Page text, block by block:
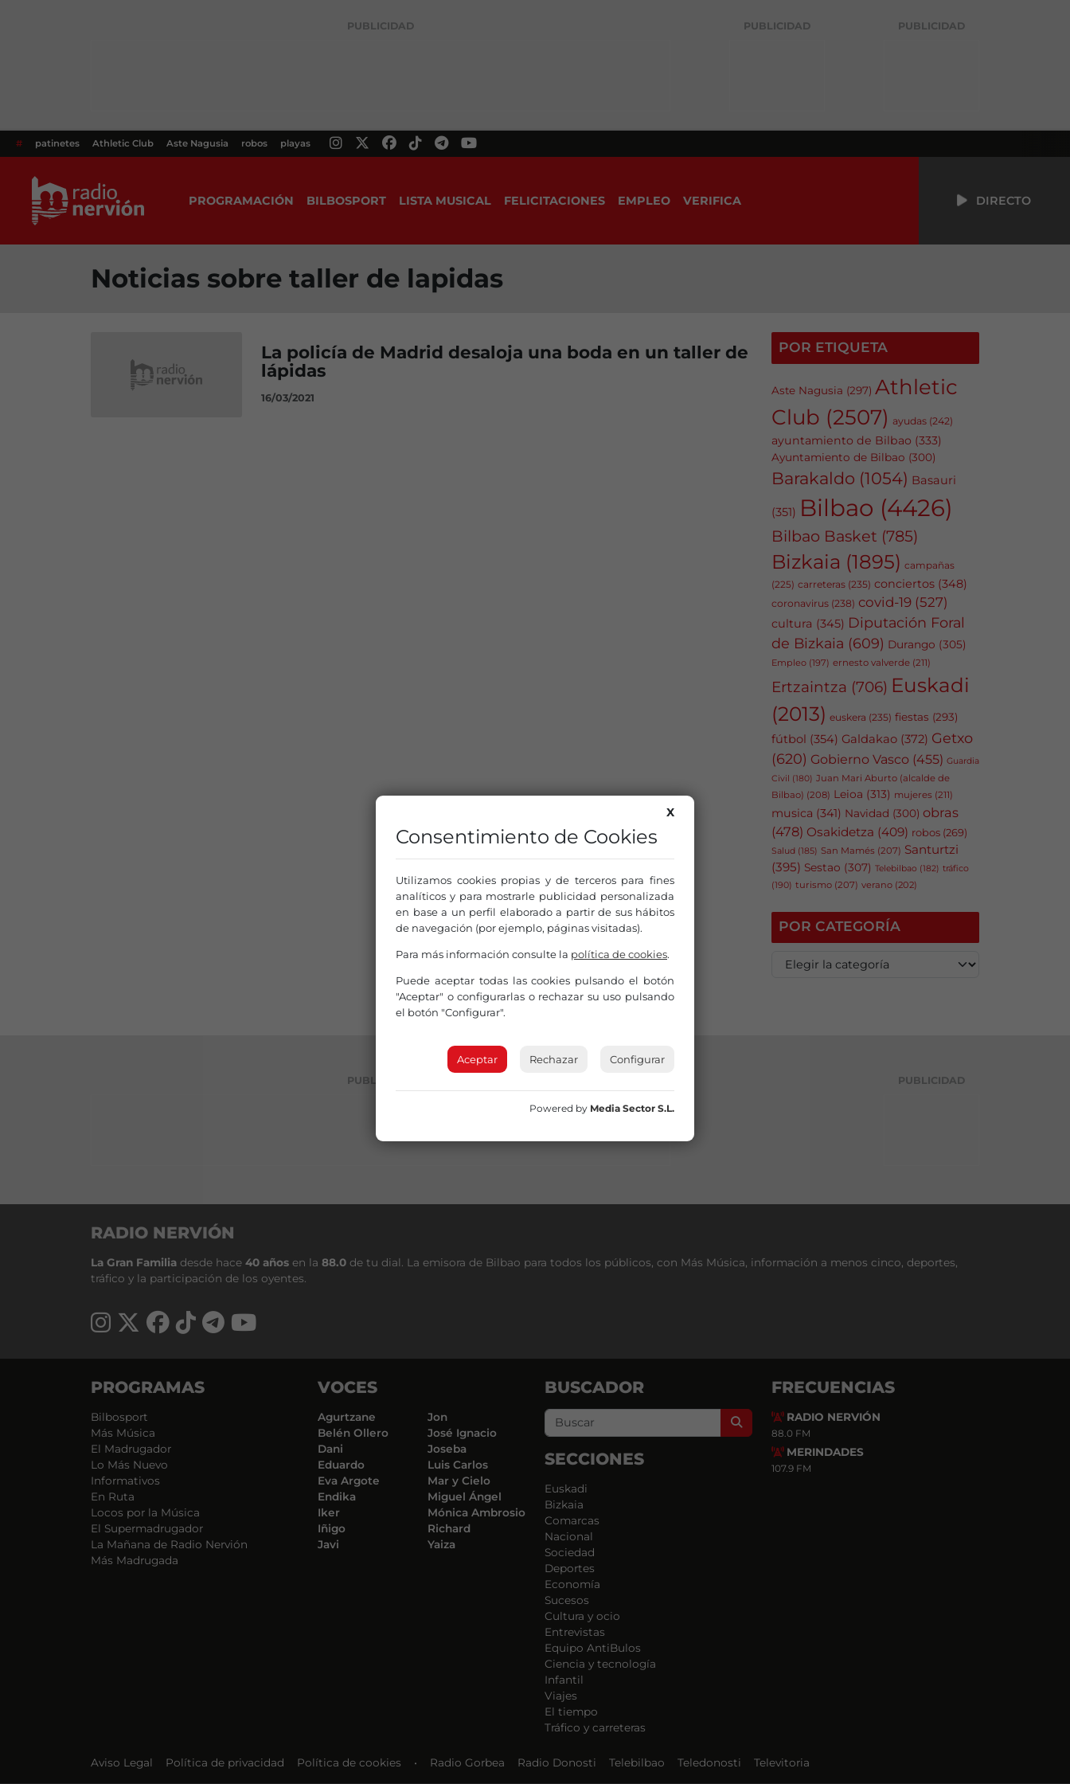
PUBLICIDAD PUBLICIDAD PUBLICIDAD
# patinetes Athletic Club Aste Nagusia robos playas
PROGRAMACIÓN BILBOSPORT LISTA MUSICAL FELICITACIONES EMPLEO VERIFICA DIRECTO
Noticias sobre taller de lapidas
La policía de Madrid desaloja una boda en un taller de
lápidas
16/03/2021
POR ETIQUETA
Aste Nagusia (297) Athletic
Club (2507) ayudas (242)
ayuntamiento de Bilbao (333)
Ayuntamiento de Bilbao (300)
Barakaldo (1054) Basauri
(351) Bilbao (4426)
Bilbao Basket (785)
Bizkaia (1895) campañas
(225) carreteras (235) conciertos (348)
coronavirus (238) covid-19 (527)
cultura (345) Diputación Foral
de Bizkaia (609) Durango (305)
Empleo (197) ernesto valverde (211)
Ertzaintza (706) Euskadi
(2013) euskera (235) fiestas (293)
fútbol (354) Galdakao (372) Getxo
(620) Gobierno Vasco (455) Guardia
Civil (180) Juan Mari Aburto (alcalde de
Bilbao) (208) Leioa (313) mujeres (211)
musica (341) Navidad (300) obras
(478) Osakidetza (409) robos (269)
Salud (185) San Mamés (207) Santurtzi
(395) Sestao (307) Telebilbao (182) tráfico
(190) turismo (207) verano (202)
POR CATEGORÍA
PUBLICIDAD PUBLICIDAD
RADIO NERVIÓN
La Gran Familia desde hace 40 años en la 88.0 de tu dial. La emisora de Bilbao para todos los públicos, con Más Música, información a menos cinco, deportes,
tráfico y la participación de los oyentes.
PROGRAMAS
Bilbosport
Más Música
El Madrugador
Lo Más Nuevo
Informativos
En Ruta
Locos por la Música
El Supermadrugador
La Mañana de Radio Nervión
Más Madrugada
VOCES
Agurtzane
Belén Ollero
Dani
Eduardo
Eva Argote
Endika
Iker
Iñigo
Javi
Jon
José Ignacio
Joseba
Luis Carlos
Mar y Cielo
Miguel Ángel
Mónica Ambrosio
Richard
Yaiza
BUSCADOR
Search
SECCIONES
Euskadi
Bizkaia
Comarcas
Nacional
Sociedad
Deportes
Economía
Sucesos
Cultura y ocio
Entrevistas
Equipo AntiBulos
Ciencia y tecnología
Infantil
Viajes
El tiempo
Tráfico y carreteras
FRECUENCIAS
RADIO NERVIÓN
88.0 FM
MERINDADES
107.9 FM
Aviso Legal Política de privacidad Política de cookies • Radio Gorbea Radio Donosti Telebilbao Teledonosti Televitoria
X
Consentimiento de Cookies
Utilizamos cookies propias y de terceros para fines
analíticos y para mostrarle publicidad personalizada
en base a un perfil elaborado a partir de sus hábitos
de navegación (por ejemplo, páginas visitadas).
Para más información consulte la política de cookies.
Puede aceptar todas las cookies pulsando el botón
"Aceptar" o configurarlas o rechazar su uso pulsando
el botón "Configurar".
Aceptar Rechazar Configurar
Powered by Media Sector S.L.